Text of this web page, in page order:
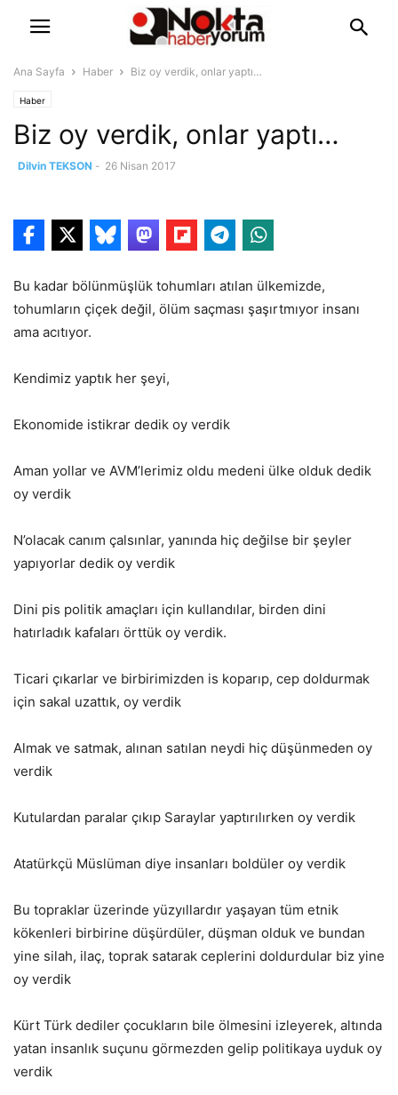
Ana Sayfa Haber Biz oy verdik, onlar yaptı…
Haber
Biz oy verdik, onlar yaptı…
Dilvin TEKSON - 26 Nisan 2017
Bu kadar bölünmüşlük tohumları atılan ülkemizde,
tohumların çiçek değil, ölüm saçması şaşırtmıyor insanı
ama acıtıyor.
Kendimiz yaptık her şeyi,
Ekonomide istikrar dedik oy verdik
Aman yollar ve AVM’lerimiz oldu medeni ülke olduk dedik
oy verdik
N’olacak canım çalsınlar, yanında hiç değilse bir şeyler
yapıyorlar dedik oy verdik
Dini pis politik amaçları için kullandılar, birden dini
hatırladık kafaları örttük oy verdik.
Ticari çıkarlar ve birbirimizden is koparıp, cep doldurmak
için sakal uzattık, oy verdik
Almak ve satmak, alınan satılan neydi hiç düşünmeden oy
verdik
Kutulardan paralar çıkıp Saraylar yaptırılırken oy verdik
Atatürkçü Müslüman diye insanları boldüler oy verdik
Bu topraklar üzerinde yüzyıllardır yaşayan tüm etnik
kökenleri birbirine düşürdüler, düşman olduk ve bundan
yine silah, ilaç, toprak satarak ceplerini doldurdular biz yine
oy verdik
Kürt Türk dediler çocukların bile ölmesini izleyerek, altında
yatan insanlık suçunu görmezden gelip politikaya uyduk oy
verdik